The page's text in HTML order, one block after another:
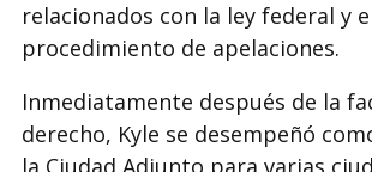
relacionados con la ley federal y
procedimiento de apelaciones.
Inmediatamente después de la
derecho, Kyle se desempeñó
la Ciudad Adjunto para varias